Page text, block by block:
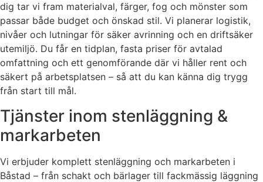
dig tar vi fram materialval, färger, fog och mönster som
passar både budget och önskad stil. Vi planerar logistik,
nivåer och lutningar för säker avrinning och en driftsäker
utemiljö. Du får en tidplan, fasta priser för avtalad
omfattning och ett genomförande där vi håller rent och
säkert på arbetsplatsen – så att du kan känna dig trygg
från start till mål.
Tjänster inom stenläggning &
markarbeten
Vi erbjuder komplett stenläggning och markarbeten i
Båstad – från schakt och bärlager till fackmässig läggning